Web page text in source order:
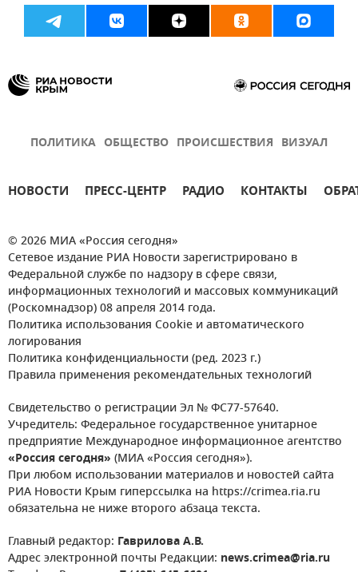
ПОЛИТИКА ОБЩЕСТВО ПРОИСШЕСТВИЯ ВИЗУАЛ
НОВОСТИ ПРЕСС-ЦЕНТР РАДИО КОНТАКТЫ
© 2026 МИА «Россия сегодня»
Сетевое издание РИА Новости зарегистрировано в
Федеральной службе по надзору в сфере связи,
информационных технологий и массовых коммуникаций
(Роскомнадзор) 08 апреля 2014 года.
Политика использования Cookie и автоматического
логирования
Политика конфиденциальности (ред. 2023 г.)
Правила применения рекомендательных технологий
Свидетельство о регистрации Эл № ФС77-57640.
Учредитель: Федеральное государственное унитарное
предприятие Международное информационное агентство
«Россия сегодня» (МИА «Россия сегодня»).
При любом использовании материалов и новостей сайта
РИА Новости Крым гиперссылка на https://crimea.ria.ru
обязательна не ниже второго абзаца текста.
Главный редактор: Гаврилова А.В.
Адрес электронной почты Редакции: news.crimea@ria.ru